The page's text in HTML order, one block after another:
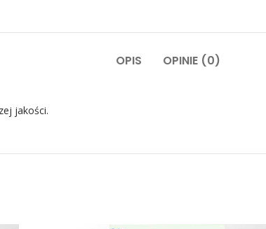
OPIS OPINIE (0)
jakości.